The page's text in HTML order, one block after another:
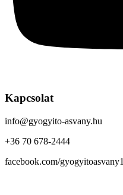
Kapcsolat
info@gyogyito-asvany.hu
+36 70 678-2444
facebook.com/gyogyitoasvany1